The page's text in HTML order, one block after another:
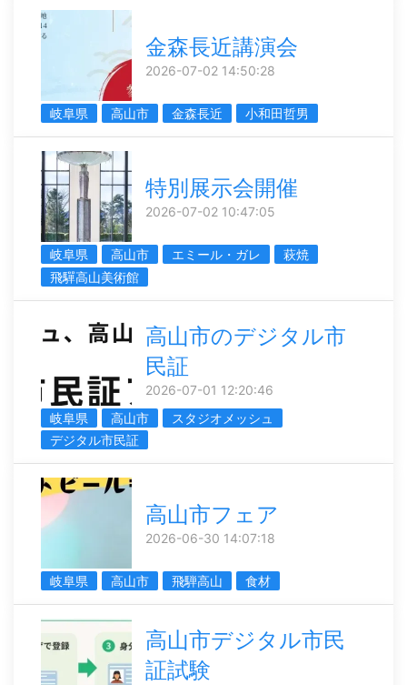
金森長近講演会
2026-07-02 14:50:28
岐阜県 高山市 金森長近 小和田哲男
特別展示会開催
2026-07-02 10:47:05
岐阜県 高山市 エミール・ガレ
萩焼
飛驒高山美術館
高山市のデジタル市
民証
2026-07-01 12:20:46
岐阜県
高山市
スタジオメッシュ
デジタル市民証
高山市フェア
2026-06-30 14:07:18
岐阜県 高山市 飛騨高山 食材
高山市デジタル市民
証試験